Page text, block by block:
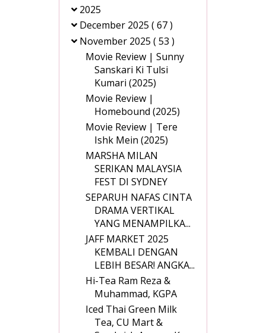
2025
December 2025 ( 67 )
November 2025 ( 53 )
Movie Review | Sunny
Sanskari Ki Tulsi
Kumari (2025)
Movie Review |
Homebound (2025)
Movie Review | Tere
Ishk Mein (2025)
MARSHA MILAN
SERIKAN MALAYSIA
FEST DI SYDNEY
SEPARUH NAFAS CINTA
DRAMA VERTIKAL
YANG MENAMPILKA...
JAFF MARKET 2025
KEMBALI DENGAN
LEBIH BESAR! ANGKA...
Hi-Tea Ram Reza &
Muhammad, KGPA
Iced Thai Green Milk
Tea, CU Mart &